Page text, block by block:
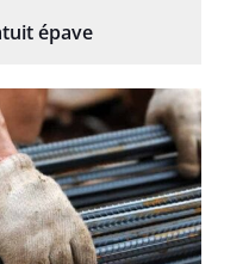
épave